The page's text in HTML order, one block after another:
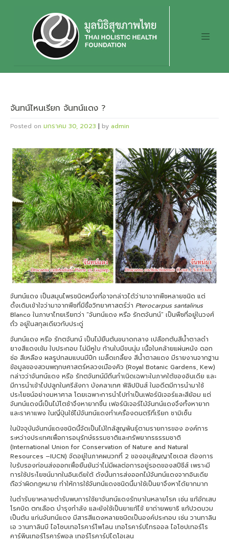
จันทน์ไหนเรียก จันทน์แดง ?
Posted on มกราคม 30, 2023 | by admin
จันทน์แดง เป็นสมุนไพรชนิดหนึ่งที่อาจกล่าวได้ว่ามาจากพืชหลายชนิด แต่
ดั้งเดิมเข้าใจว่ามาจากพืชที่มีชื่อวิทยาศาสตร์ว่า Pterocarpus santalinus
Blanco ในภาษาไทยเรียกว่า “จันทน์แดง หรือ รักตจันทน์” เป็นพืชที่อยู่ในวงศ์
ถั่ว อยู่ในสกุลเดียวกับประดู่
จันทน์แดง หรือ รักตจันทน์ เป็นไม้ยืนต้นขนาดกลาง เปลือกต้นสีน้ำตาลดำ
ยางสีแดงเข้ม ใบประกอบ ไม่มีหูใบ ก้านใบมีขนนุ่ม เนื้อใบคล้ายแผ่นหนัง ดอก
ช่อ สีเหลือง ผลรูปกลมแบนมีปีก เมล็ดเกลี้ยง สีน้ำตาลแดง มีรายงานจากฐาน
ข้อมูลของสวนพฤกษศาสตร์หลวงเมืองคิว (Royal Botanic Gardens, Kew)
กล่าวว่าจันทน์แดง หรือ รักตจันทน์มีถิ่นกำเนิดเฉพาะในภาคใต้ของอินเดีย และ
มีการนำเข้าไปปลูกในศรีลังกา บังคลาเทศ ฟิลิปปินส์ ในอดีตมีการนำมาใช้
ประโยชน์อย่างมหาศาล โดยเฉพาะการนำไปทำเป็นเฟอร์นิเจอร์และสีย้อม แต่
จันทน์แดงนี้เป็นไม้โตช้าจึงหายากขึ้น เฟอร์นิเจอร์ไม้จันทน์แดงจึงทั้งหายาก
และราคาแพง ในญี่ปุ่นใช้ไม้จันทน์แดงทำเครื่องดนตรีที่เรียก ชามิเซ็น
ในปัจจุบันจันทน์แดงชนิดนี้จัดเป็นไม้ใกล้สูญพันธุ์ตามรายการของ องค์การ
ระหว่างประเทศเพื่อการอนุรักษ์ธรรมชาติและทรัพยากรธรรมชาติ
(International Union for Conservation of Nature and Natural
Resources –IUCN) จัดอยู่ในภาคผนวกที่ 2 ของอนุสัญญาไซเตส ต้องการ
ใบรับรองก่อนส่งออกเพื่อยืนยันว่าไม่มีผลต่อการอยู่รอดของสปีชีส์ เพราะมี
การใช้ประโยชน์มากในอินเดียใต้ ดังนั้นการส่งออกไม้จันทน์แดงจากอินเดีย
ถือว่าผิดกฎหมาย ทำให้การใช้จันทน์แดงชนิดนี้มาใช้เป็นยาจึงหาได้ยากมาก
ในตำรับยาหลายตำรับพบการใช้ยาจันทน์แดงรักษาในหลายโรค เช่น แก้อักเสบ
โรคบิด ตกเลือด บำรุงกำลัง และยังใช้เป็นยาแก้ไข้ ยาถ่ายพยาธิ แก้ปวดบวม
เป็นต้น แก่นจันทน์แดง มีสารสีแดงหลายชนิดเป็นองค์ประกอบ เช่น วานทาลิน
เอ วานทาลินบี ไอโซบเทอโรคาร์โพโลน เทอโรคาร์ปไทรออล ไอโซปเทอร์โร
คาร์พีนเทอร์โรคาร์พอล เทอร์โรคาร์ปไดโอเลน